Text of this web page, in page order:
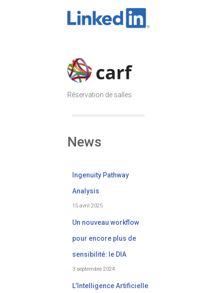
Réservation de salles
News
Ingenuity Pathway
Analysis
15 avril 2025
Un nouveau workflow
pour encore plus de
sensibilité: le DIA
3 septembre 2024
L’Intelligence Artificielle